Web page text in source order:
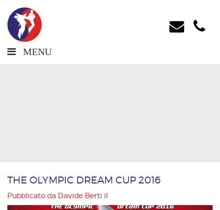
MENU
THE OLYMPIC DREAM CUP 2016
Pubblicato da Davide Berti il